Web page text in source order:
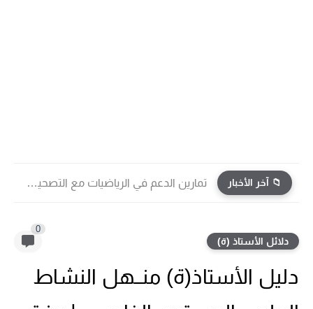
📁 آخر الأخبار تمارين الدعم في الرياضيات مع التصحيح | جميع الوحدات...
دلائل الأستاذ (ة)
0
دليل الأستاذ(ة) منــهل النشاط